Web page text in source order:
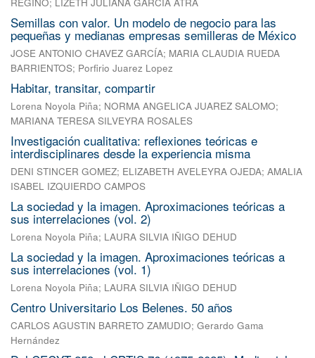
REGINO; LIZETH JULIANA GARCIA ATRA
Semillas con valor. Un modelo de negocio para las
pequeñas y medianas empresas semilleras de México
JOSE ANTONIO CHAVEZ GARCÍA; MARIA CLAUDIA RUEDA
BARRIENTOS; Porfirio Juarez Lopez
Habitar, transitar, compartir
Lorena Noyola Piña; NORMA ANGELICA JUAREZ SALOMO;
MARIANA TERESA SILVEYRA ROSALES
Investigación cualitativa: reflexiones teóricas e
interdisciplinares desde la experiencia misma
DENI STINCER GOMEZ; ELIZABETH AVELEYRA OJEDA; AMALIA
ISABEL IZQUIERDO CAMPOS
La sociedad y la imagen. Aproximaciones teóricas a
sus interrelaciones (vol. 2)
Lorena Noyola Piña; LAURA SILVIA IÑIGO DEHUD
La sociedad y la imagen. Aproximaciones teóricas a
sus interrelaciones (vol. 1)
Lorena Noyola Piña; LAURA SILVIA IÑIGO DEHUD
Centro Universitario Los Belenes. 50 años
CARLOS AGUSTIN BARRETO ZAMUDIO; Gerardo Gama
Hernández